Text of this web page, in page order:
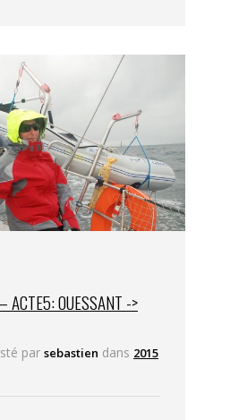
ACTE5: OUESSANT ->
par sebastien dans 2015